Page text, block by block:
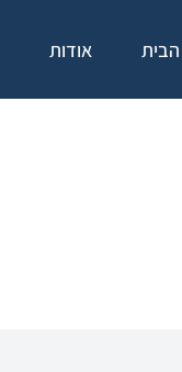
אודות